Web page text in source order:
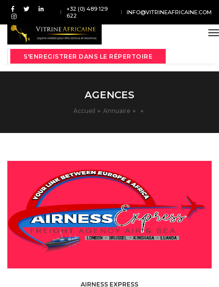
+32 (0) 489 129
622
INFO@VITRINEAFRICAINE.COM
S'ENREGISTRER DANS LE RÉPERTOIRE
AGENCES
Accueil Annuaire
AIRNESS EXPRESS